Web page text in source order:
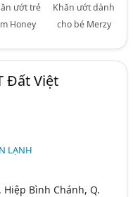
ướt trẻ
Honey
Khăn ướt dành
cho bé Merzy
Đất Việt
LẠNH
Hiệp Bình Chánh, Q.